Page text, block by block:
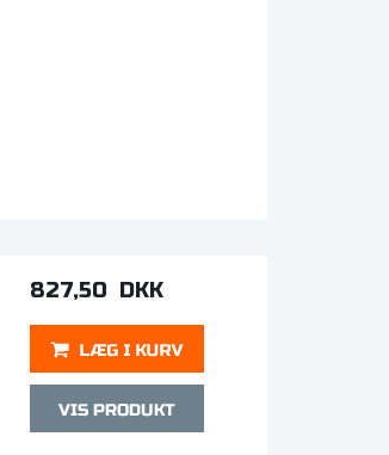
827,50 DKK